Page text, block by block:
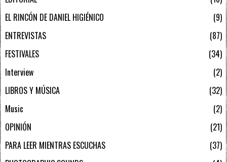
EL RINCÓN DE DANIEL HIGIÉNICO
9
ENTREVISTAS
87
FESTIVALES
34
Interview
2
LIBROS Y MÚSICA
32
Music
2
OPINIÓN
21
PARA LEER MIENTRAS ESCUCHAS
37